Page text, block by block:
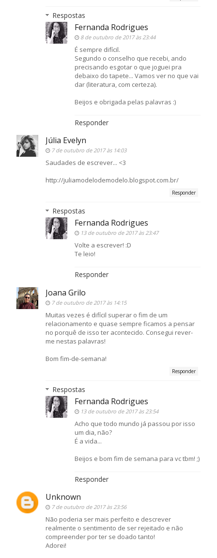
Respostas
Fernanda Rodrigues
8 de outubro de 2017 às 23:44
É sempre difícil.
Segundo o conselho que recebi, ando
precisando esgotar o que joguei pra
debaixo do tapete... Vamos ver no que vai
dar (literatura, com certeza).
Beijos e obrigada pelas palavras :)
Responder
Júlia Evelyn
7 de outubro de 2017 às 14:03
Saudades de escrever... <3
http://juliamodelodemodelo.blogspot.com.br/
Responder
Respostas
Fernanda Rodrigues
13 de outubro de 2017 às 23:47
Volte a escrever! :D
Te leio!
Responder
Joana Grilo
7 de outubro de 2017 às 14:15
Muitas vezes é difícil superar o fim de um
relacionamento e quase sempre ficamos a pensar
no porquê de isso ter acontecido. Consegui rever-
me nestas palavras!
Bom fim-de-semana!
Responder
Respostas
Fernanda Rodrigues
13 de outubro de 2017 às 23:54
Acho que todo mundo já passou por isso
um dia, não?
É a vida...
Beijos e bom fim de semana para vc tbm! ;)
Responder
Unknown
7 de outubro de 2017 às 23:56
Não poderia ser mais perfeito e descrever
realmente o sentimento de ser rejeitado e não
compreender por ter se doado tanto!
Adorei!